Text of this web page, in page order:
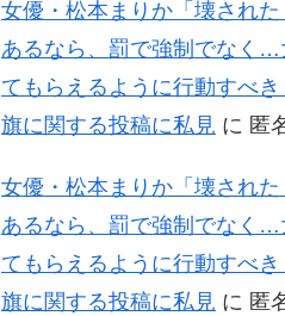
女優・松本まりか「壊され
あるなら、罰で強制でなく…
てもらえるように行動すべき
旗に関する投稿に私見 に 匿
女優・松本まりか「壊され
あるなら、罰で強制でなく…
てもらえるように行動すべき
旗に関する投稿に私見 に 匿